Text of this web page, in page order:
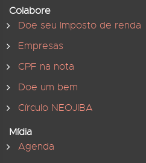
Colabore
Doe seu Imposto de renda
Empresas
CPF na nota
Doe um bem
Círculo NEOJIBA
Mídia
Agenda